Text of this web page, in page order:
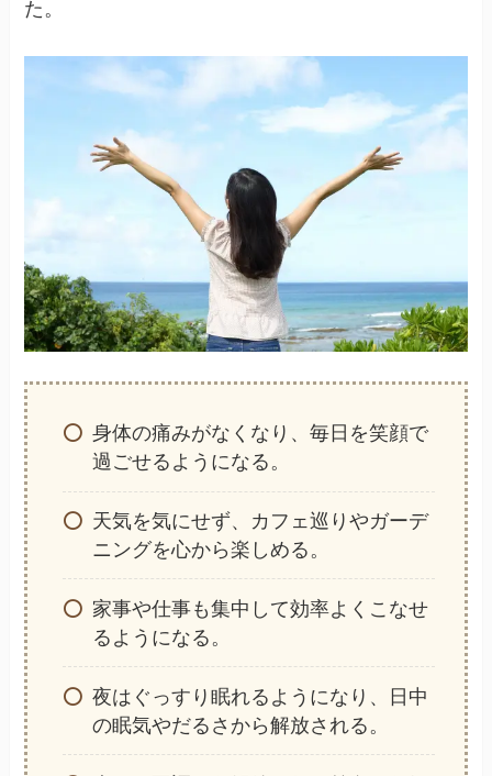
た。
身体の痛みがなくなり、毎日を笑顔で
過ごせるようになる。
天気を気にせず、カフェ巡りやガーデ
ニングを心から楽しめる。
家事や仕事も集中して効率よくこなせ
るようになる。
夜はぐっすり眠れるようになり、日中
の眠気やだるさから解放される。